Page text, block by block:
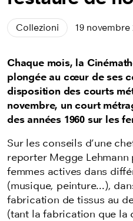
Collezioni 19 novembre
Chaque mois, la
plongée au cœur de ses
disposition des courts
novembre, un court
des années 1960 sur les
Sur les conseils d’une
reporter Megge
femmes actives dans
(musique, peinture...),
fabrication de tissus au
(tant la fabrication que la